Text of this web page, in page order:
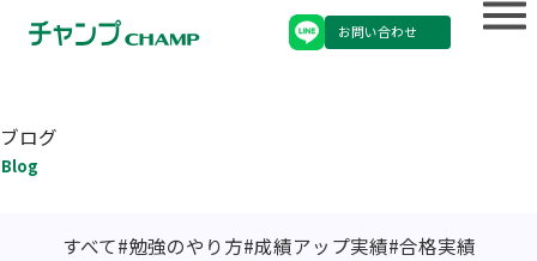
お問い合わせ
ブログ
Blog
すべて 勉強のやり方 成績アップ実績 合格実績